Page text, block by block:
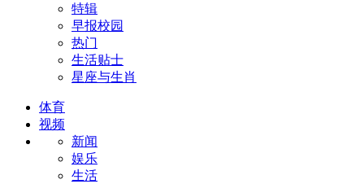
特辑
早报校园
热门
生活贴士
星座与生肖
体育
视频
新闻
娱乐
生活